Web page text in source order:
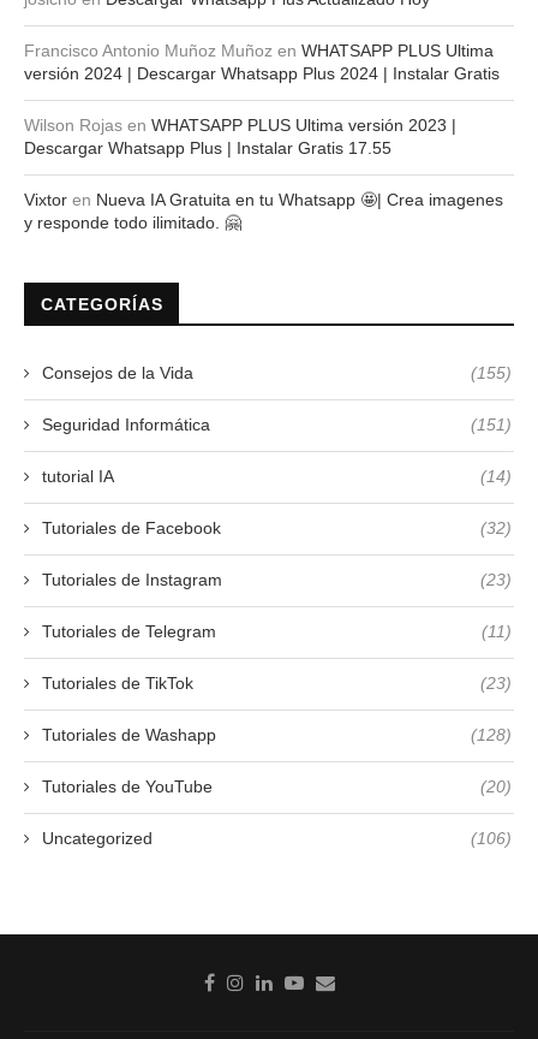
Francisco Antonio Muñoz Muñoz en WHATSAPP PLUS Ultima
versión 2024 | Descargar Whatsapp Plus 2024 | Instalar Gratis
Wilson Rojas en WHATSAPP PLUS Ultima versión 2023 |
Descargar Whatsapp Plus | Instalar Gratis 17.55
Vixtor en Nueva IA Gratuita en tu Whatsapp 🤩| Crea imagenes
y responde todo ilimitado. 🤗
CATEGORÍAS
Consejos de la Vida (155)
Seguridad Informática (151)
tutorial IA (14)
Tutoriales de Facebook (32)
Tutoriales de Instagram (23)
Tutoriales de Telegram (11)
Tutoriales de TikTok (23)
Tutoriales de Washapp (128)
Tutoriales de YouTube (20)
Uncategorized (106)